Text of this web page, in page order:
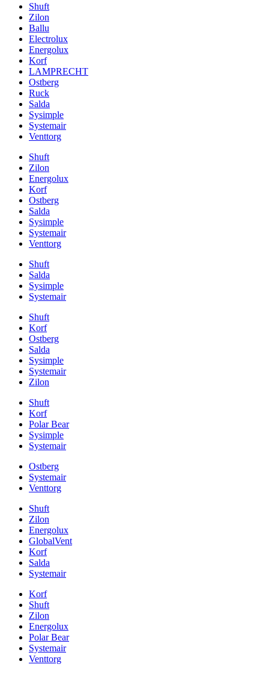
Shuft
Zilon
Ballu
Electrolux
Energolux
Korf
LAMPRECHT
Ostberg
Ruck
Salda
Sysimple
Systemair
Venttorg
Shuft
Zilon
Energolux
Korf
Ostberg
Salda
Sysimple
Systemair
Venttorg
Shuft
Salda
Sysimple
Systemair
Shuft
Korf
Ostberg
Salda
Sysimple
Systemair
Zilon
Shuft
Korf
Polar Bear
Sysimple
Systemair
Ostberg
Systemair
Venttorg
Shuft
Zilon
Energolux
GlobalVent
Korf
Salda
Systemair
Korf
Shuft
Zilon
Energolux
Polar Bear
Systemair
Venttorg